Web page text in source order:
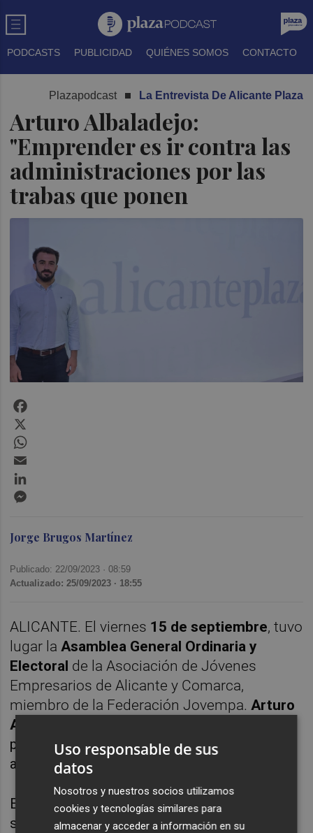
PODCASTS PUBLICIDAD QUIÉNES SOMOS CONTACTO
Plazapodcast La Entrevista De Alicante Plaza
Arturo Albaladejo:
"Emprender es ir contra las
administraciones por las
trabas que ponen
Jorge Brugos Martínez
Publicado: 22/09/2023 ·08:59
Actualizado: 25/09/2023 · 18:55
ALICANTE. El viernes 15 de septiembre, tuvo
lugar la Asamblea General Ordinaria y
Electoral de la Asociación de Jóvenes
Empresarios de Alicante y Comarca,
miembro de la Federación Jovempa. Arturo
Albaladejo
para el periodo 2023-2025. Albadalejo releva
a
Alfonso Calero
En entrevista, explica las líneas de trabajo de
su mandato: "Que Jovempa sea un
Uso responsable de sus
datos
Nosotros y nuestros socios utilizamos
cookies y tecnologías similares para
almacenar y acceder a información en su